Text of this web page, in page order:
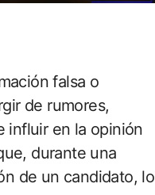
falsa o
de rumores,
influir en la opinión
durante una
de un candidato, lo